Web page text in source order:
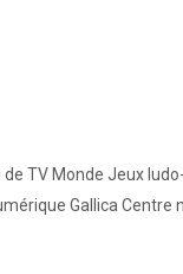
de TV Monde Jeux
Gallica Centre